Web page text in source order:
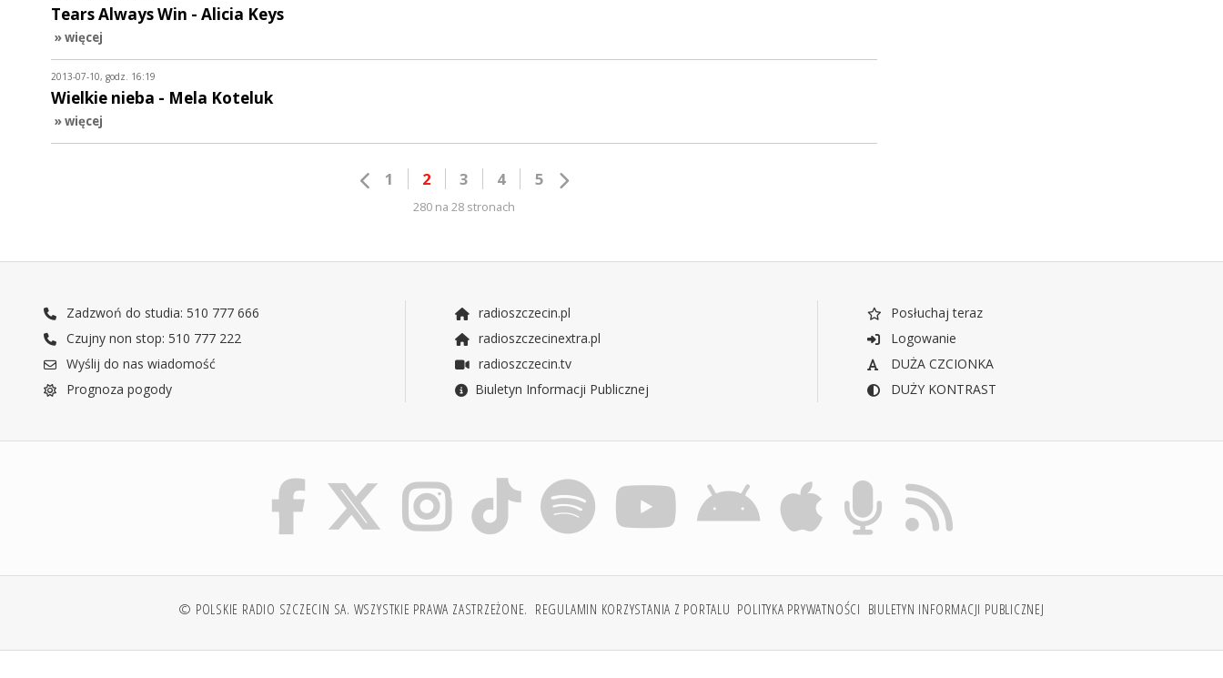
Tears Always Win - Alicia Keys
» więcej
2013-07-10, godz. 16:19
Wielkie nieba - Mela Koteluk
» więcej
1 2 3 4 5
280 na 28 stronach
Zadzwoń do studia: 510 777 666
Czujny non stop: 510 777 222
Wyślij do nas wiadomość
Prognoza pogody
radioszczecin.pl
radioszczecinextra.pl
radioszczecin.tv
Biuletyn Informacji Publicznej
Posłuchaj teraz
Logowanie
DUŻA CZCIONKA
DUŻY KONTRAST
© POLSKIE RADIO SZCZECIN SA. WSZYSTKIE PRAWA ZASTRZEŻONE. REGULAMIN KORZYSTANIA Z PORTALU POLITYKA PRYWATNOŚCI BIULETYN INFORMACJI PUBLICZNEJ